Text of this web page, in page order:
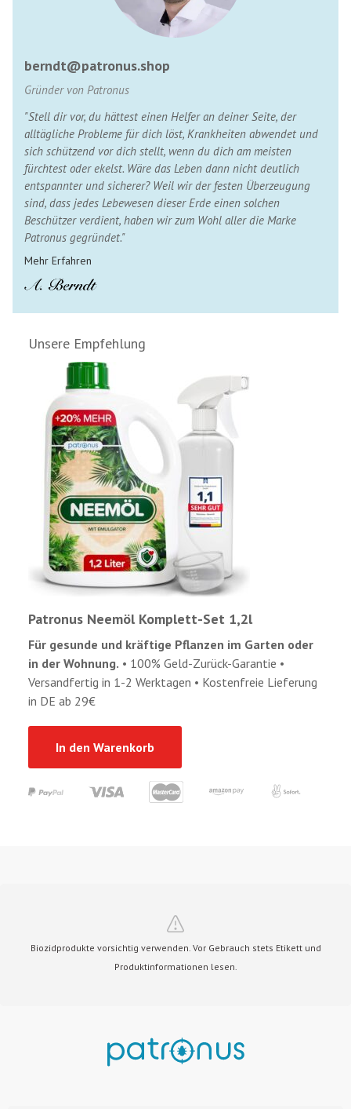
berndt@patronus.shop
Gründer von Patronus
"Stell dir vor, du hättest einen Helfer an deiner Seite, der
alltägliche Probleme für dich löst, Krankheiten abwendet und
sich schützend vor dich stellt, wenn du dich am meisten
fürchtest oder ekelst. Wäre das Leben dann nicht deutlich
entspannter und sicherer? Weil wir der festen Überzeugung
sind, dass jedes Lebewesen dieser Erde einen solchen
Beschützer verdient, haben wir zum Wohl aller die Marke
Patronus gegründet."
Mehr Erfahren
Unsere Empfehlung
Patronus Neemöl Komplett-Set 1,2l
Für gesunde und kräftige Pflanzen im Garten oder
in der Wohnung. • 100% Geld-Zurück-Garantie •
Versandfertig in 1-2 Werktagen • Kostenfreie Lieferung
in DE ab 29€
In den Warenkorb
Biozidprodukte vorsichtig verwenden. Vor Gebrauch stets Etikett und
Produktinformationen lesen.